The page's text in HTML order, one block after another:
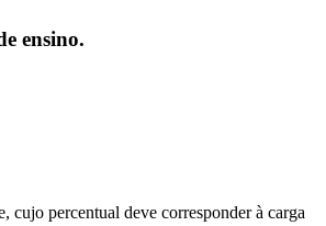
ensino.
cujo percentual deve corresponder à carga